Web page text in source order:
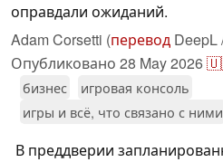
оправдали ожиданий.
Adam Corsetti (перевод DeepL
Опубликовано 28 May 2026
бизнес
игровая консоль
игры и всё, что связано с ними
В преддверии